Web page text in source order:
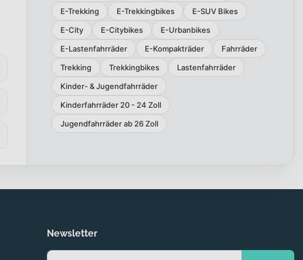
E-Trekking
E-Trekkingbikes
E-SUV Bikes
E-City
E-Citybikes
E-Urbanbikes
E-Lastenfahrräder
E-Kompakträder
Fahrräder
Trekking
Trekkingbikes
Lastenfahrräder
Kinder- & Jugendfahrräder
Kinderfahrräder 20 - 24 Zoll
Jugendfahrräder ab 26 Zoll
Newsletter